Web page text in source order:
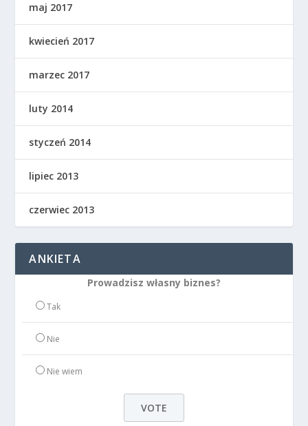
maj 2017
kwiecień 2017
marzec 2017
luty 2014
styczeń 2014
lipiec 2013
czerwiec 2013
ANKIETA
Prowadzisz własny biznes?
Tak
Nie
Nie wiem